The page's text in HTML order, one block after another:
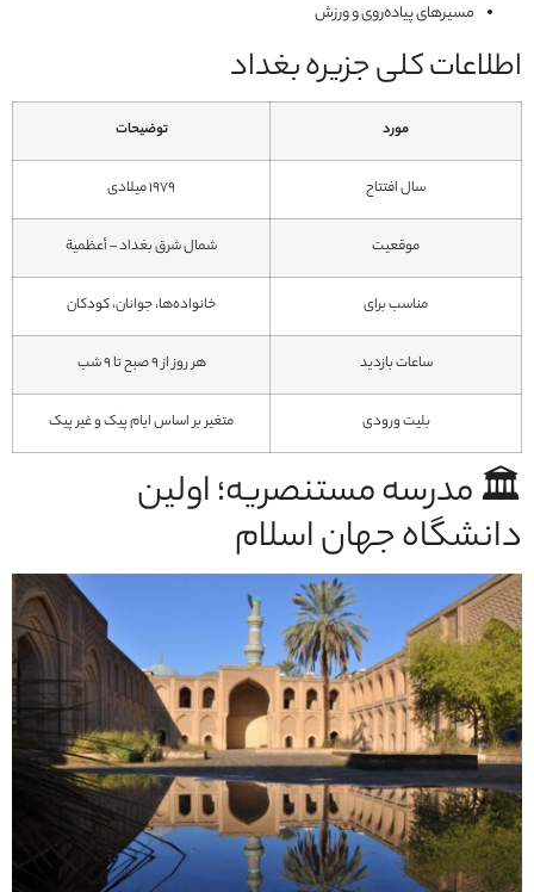
مسیرهای پیاده‌روی و ورزش
اطلاعات کلی جزیره بغداد
مورد توضیحات
سال افتتاح 1979 میلادی
موقعیت شمال شرق بغداد – أعظمية
مناسب برای خانواده‌ها، جوانان، کودکان
ساعات بازدید هر روز از ۹ صبح تا ۹ شب
بلیت ورودی متغیر بر اساس ایام پیک و غیر پیک
🏛️ مدرسه مستنصریه؛ اولین
دانشگاه جهان اسلام